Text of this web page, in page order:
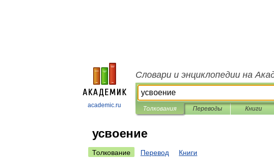
academic.ru
Словари и энциклопедии на
Толкования Переводы Книги
усвоение
Толкование Перевод Книги